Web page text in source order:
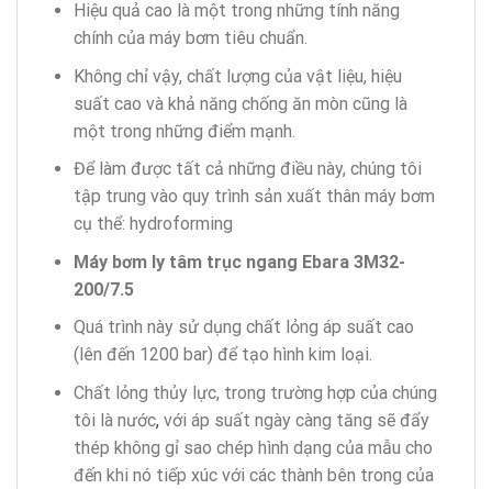
Hiệu quả cao là một trong những tính năng
chính của máy bơm tiêu chuẩn.
Không chỉ vậy, chất lượng của vật liệu, hiệu
suất cao và khả năng chống ăn mòn cũng là
một trong những điểm mạnh.
Để làm được tất cả những điều này, chúng tôi
tập trung vào quy trình sản xuất thân máy bơm
cụ thể: hydroforming
Máy bơm ly tâm trục ngang Ebara 3M32-
200/7.5
Quá trình này sử dụng chất lỏng áp suất cao
(lên đến 1200 bar) để tạo hình kim loại.
Chất lỏng thủy lực, trong trường hợp của chúng
tôi là nước,với áp suất ngày càng tăng sẽ đẩy
thép không gỉ sao chép hình dạng của mẫu cho
đến khi nó tiếp xúc với các thành bên trong của